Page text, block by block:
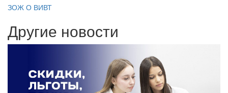
ЗОЖ О ВИВТ
Другие новости